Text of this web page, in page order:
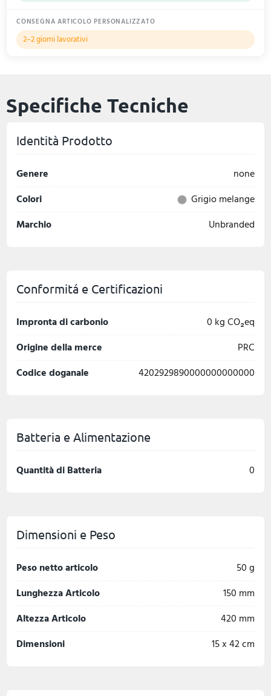
CONSEGNA ARTICOLO PERSONALIZZATO
2–2 giorni lavorativi
Specifiche Tecniche
Identità Prodotto
Genere
none
Colori
Grigio melange
Marchio
Unbranded
Conformitá e Certificazioni
Impronta di carbonio
0 kg CO₂eq
Origine della merce
PRC
Codice doganale
4202929890000000000000
Batteria e Alimentazione
Quantità di Batteria 0
Dimensioni e Peso
Peso netto articolo
50 g
Lunghezza Articolo
150 mm
Altezza Articolo
420 mm
Dimensioni
15 x 42 cm